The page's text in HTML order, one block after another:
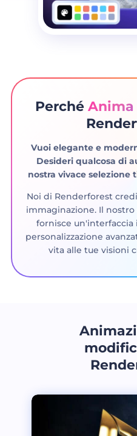
Perché
Vuoi elegante e
Desideri qualcosa di
nostra vivace selezione
Noi di Renderforest
immaginazione. Il
fornisce
personalizzazione
vita alle tue visioni